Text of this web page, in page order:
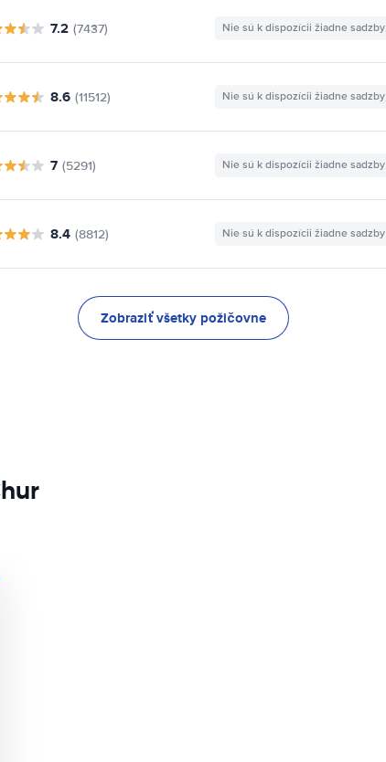
7.2 (7437) Nie sú k dispozícii žiadne sadzby
8.6 (11512) Nie sú k dispozícii žiadne sadzby
7 (5291) Nie sú k dispozícii žiadne sadzby
8.4 (8812) Nie sú k dispozícii žiadne sadzby
Zobraziť všetky požičovne